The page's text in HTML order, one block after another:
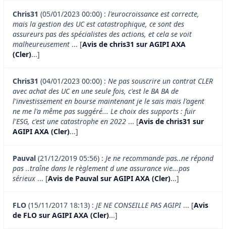
Chris31 (05/01/2023 00:00) : l'eurocroissance est correcte,
mais la gestion des UC est catastrophique, ce sont des
assureurs pas des spécialistes des actions, et cela se voit
malheureusement ... [Avis de chris31 sur AGIPI AXA
(Cler)...]
Chris31 (04/01/2023 00:00) : Ne pas souscrire un contrat CLER
avec achat des UC en une seule fois, c'est le BA BA de
l'investissement en bourse maintenant je le sais mais l'agent
ne me l'a même pas suggéré... Le choix des supports : fuir
l'ESG, c'est une catastrophe en 2022 ... [Avis de chris31 sur
AGIPI AXA (Cler)...]
Pauval (21/12/2019 05:56) : Je ne recommande pas..ne répond
pas ..traîne dans le règlement d une assurance vie...pas
sérieux ... [Avis de Pauval sur AGIPI AXA (Cler)...]
FLO (15/11/2017 18:13) : JE NE CONSEILLE PAS AGIPI... [Avis
de FLO sur AGIPI AXA (Cler)...]